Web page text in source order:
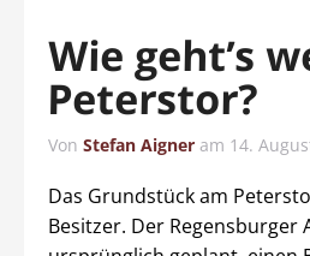
Wie geht’s
Peterstor?
Von Stefan Aigner am 14.
Das Grundstück am
Besitzer. Der